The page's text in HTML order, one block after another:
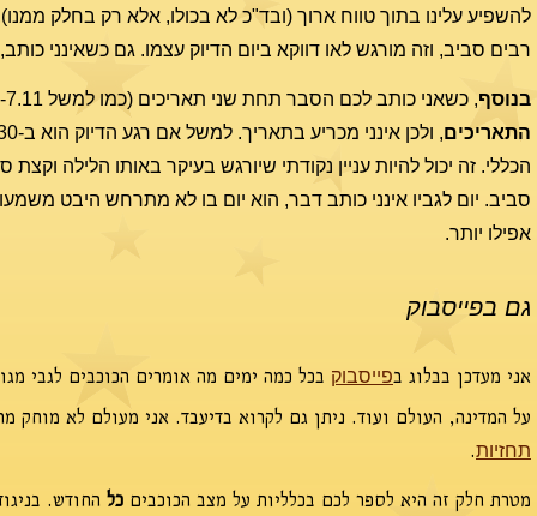
להשפיע עלינו בתוך טווח ארוך (ובד"כ לא בכולו, אלא רק בחלק
רבים סביב, וזה מורגש לאו דווקא ביום הדיוק עצמו. גם כשאינני
בנוסף, כשאני כותב לכם הסבר תחת שני תאריכים (כמו למשל 6-7.11), זה בגלל שזמן הדיוק של ההיבט בשמיים נמצא בשעות הערב-לילה
התאריכים
הכללי. זה יכול להיות עניין נקודתי שיורגש בעיקר באותו הלילה
סביב. יום לגביו אינני כותב דבר, הוא יום בו לא מתרחש היבט
אפילו יותר.
גם בפייסבוק
אני מעדכן בבלוג בפייסבוק בכל כמה ימים מה אומרים הכוכבים לגבי
על המדינה, העולם ועוד. ניתן גם לקרוא בדיעבד. אני מעולם לא
תחזיות.
מטרת חלק זה היא לספר לכם בכלליות על מצב הכוכבים כל החודש.